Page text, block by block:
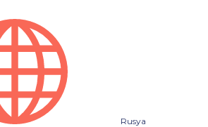
Rusya